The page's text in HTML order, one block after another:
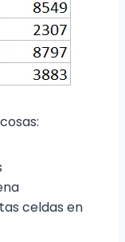
celdas en